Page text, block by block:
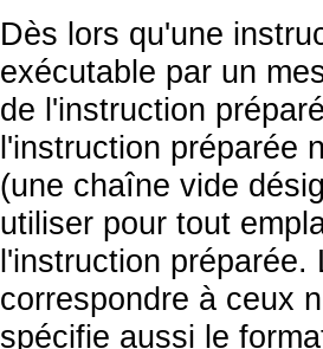
Dès lors qu'une
exécutable par un
de l'instruction
l'instruction préparée
(une chaîne vide
utiliser pour tout
l'instruction
correspondre à ceux
spécifie aussi le